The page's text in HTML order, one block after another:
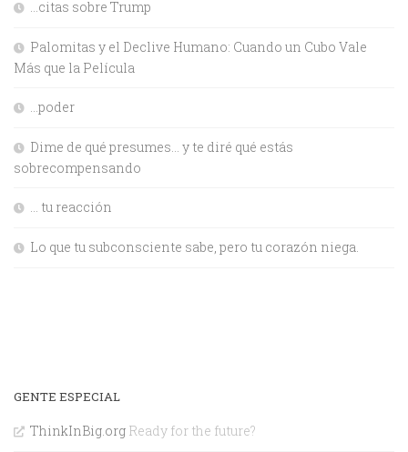
…citas sobre Trump
Palomitas y el Declive Humano: Cuando un Cubo Vale
Más que la Película
…poder
Dime de qué presumes… y te diré qué estás
sobrecompensando
… tu reacción
Lo que tu subconsciente sabe, pero tu corazón niega.
GENTE ESPECIAL
ThinkInBig.org Ready for the future?